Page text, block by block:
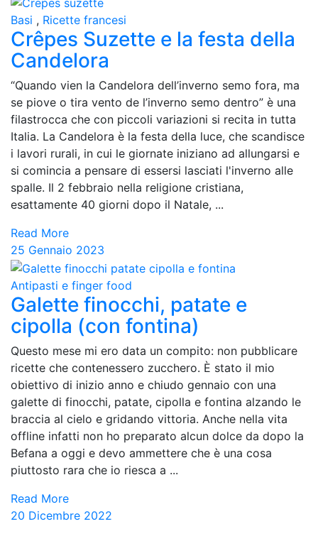
Basi , Ricette francesi
Crêpes Suzette e la festa della
Candelora
“Quando vien la Candelora dell’inverno semo fora, ma
se piove o tira vento de l’inverno semo dentro” è una
filastrocca che con piccoli variazioni si recita in tutta
Italia. La Candelora è la festa della luce, che scandisce
i lavori rurali, in cui le giornate iniziano ad allungarsi e
si comincia a pensare di essersi lasciati l'inverno alle
spalle. Il 2 febbraio nella religione cristiana,
esattamente 40 giorni dopo il Natale, ...
Read More
25 Gennaio 2023
Antipasti e finger food
Galette finocchi, patate e
cipolla (con fontina)
Questo mese mi ero data un compito: non pubblicare
ricette che contenessero zucchero. È stato il mio
obiettivo di inizio anno e chiudo gennaio con una
galette di finocchi, patate, cipolla e fontina alzando le
braccia al cielo e gridando vittoria. Anche nella vita
offline infatti non ho preparato alcun dolce da dopo la
Befana a oggi e devo ammettere che è una cosa
piuttosto rara che io riesca a ...
Read More
20 Dicembre 2022